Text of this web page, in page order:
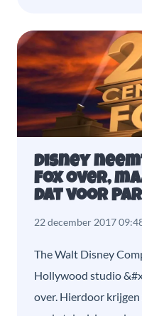
Disney
Fox over,
dat voor
22 december 2017
The Walt Disney
Hollywood studio
over. Hierdoor krijgen